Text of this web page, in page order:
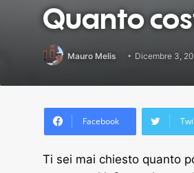
Quanto
Mauro Melis Dicembre 3,
Facebook
Ti sei mai chiesto quanto